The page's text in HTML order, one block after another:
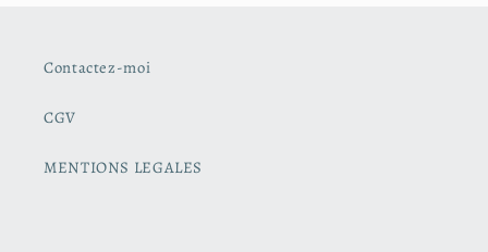
Contactez-moi
CGV
MENTIONS LEGALES